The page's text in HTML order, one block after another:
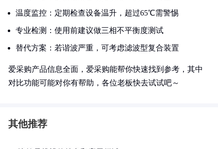
温度监控：定期检查设备温升，超过65℃需警惕
专业检测：使用前建议做三相不平衡度测试
替代方案：若谐波严重，可考虑滤波型复合装置
爱采购产品信息全面，爱采购能帮你快速找到参考，其中
对比功能可能对你有帮助，各位老板快去试试吧～
其他推荐